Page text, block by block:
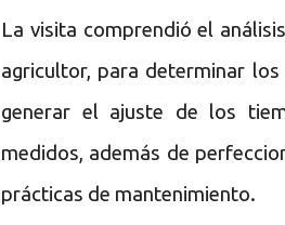
La visita comprendió el
agricultor, para determinar
generar el ajuste de los
medidos, además de
prácticas de mantenimiento.